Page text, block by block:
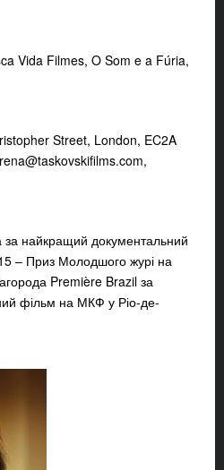
Vida Filmes, O Som e a Fúria,
Street, London, EC2A
,
за найкращий документальний
– Приз Молодшого журі на
Première Brazil за
фільм на МКФ у Ріо-де-